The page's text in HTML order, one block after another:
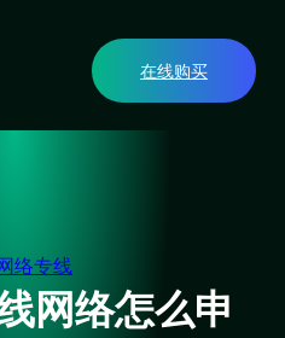
在线购买
络专线
网络怎么申